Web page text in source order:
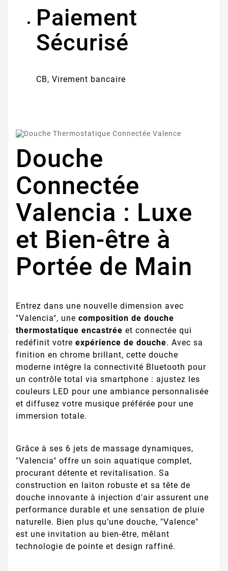
Paiement
Sécurisé
CB, Virement bancaire
Douche
Connectée
Valencia : Luxe
et Bien-être à
Portée de Main
Entrez dans une nouvelle dimension avec
"Valencia", une composition de douche
thermostatique encastrée et connectée qui
redéfinit votre expérience de douche. Avec sa
finition en chrome brillant, cette douche
moderne intègre la connectivité Bluetooth pour
un contrôle total via smartphone : ajustez les
couleurs LED pour une ambiance personnalisée
et diffusez votre musique préférée pour une
immersion totale.
Grâce à ses 6 jets de massage dynamiques,
"Valencia" offre un soin aquatique complet,
procurant détente et revitalisation. Sa
construction en laiton robuste et sa tête de
douche innovante à injection d'air assurent une
performance durable et une sensation de pluie
naturelle. Bien plus qu’une douche, "Valence"
est une invitation au bien-être, mêlant
technologie de pointe et design raffiné.